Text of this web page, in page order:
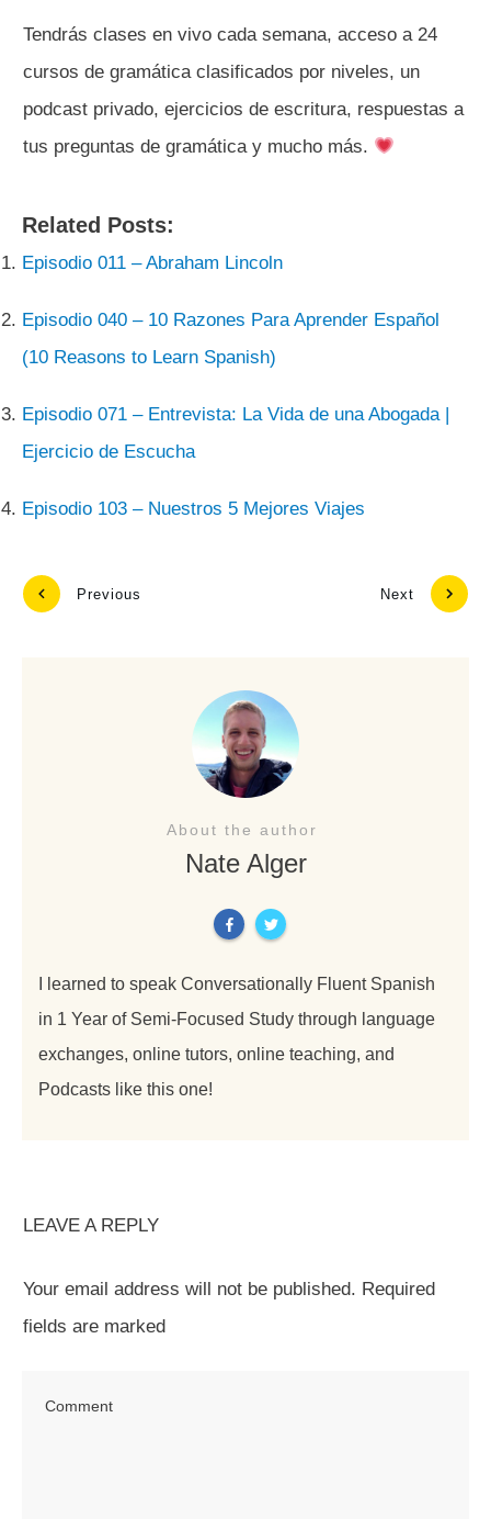
Tendrás clases en vivo cada semana, acceso a 24
cursos de gramática clasificados por niveles, un
podcast privado, ejercicios de escritura, respuestas a
tus preguntas de gramática y mucho más.
Related Posts:
Episodio 011 – Abraham Lincoln
Episodio 040 – 10 Razones Para Aprender Español
(10 Reasons to Learn Spanish)
Episodio 071 – Entrevista: La Vida de una Abogada |
Ejercicio de Escucha
Episodio 103 – Nuestros 5 Mejores Viajes
Previous Next
About the author
Nate Alger
I learned to speak Conversationally Fluent Spanish
in 1 Year of Semi-Focused Study through language
exchanges, online tutors, online teaching, and
Podcasts like this one!
LEAVE A REPLY
Your email address will not be published. Required
fields are marked